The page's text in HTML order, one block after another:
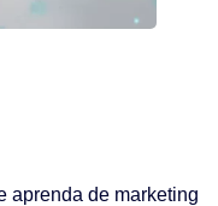
aprenda de marketing